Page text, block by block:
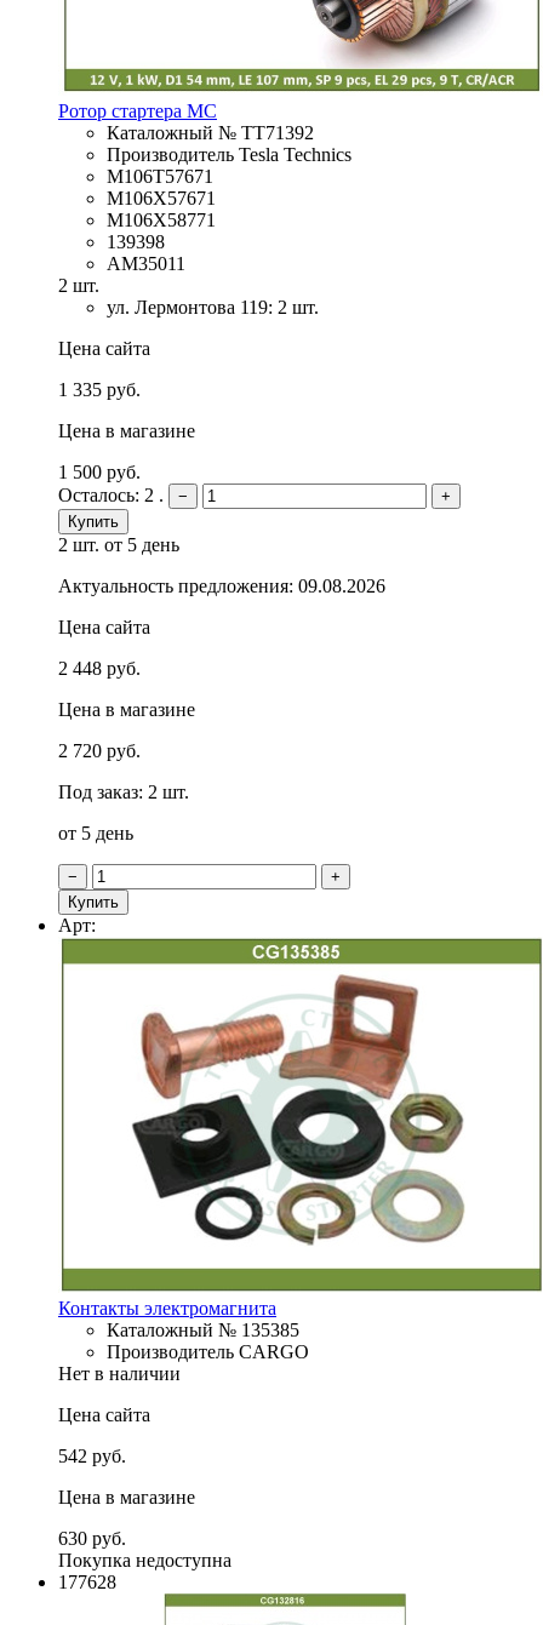
Ротор стартера MC
Каталожный № TT71392
Производитель Tesla Technics
M106T57671
M106X57671
M106X58771
139398
AM35011
2 шт.
ул. Лермонтова 119: 2 шт.
Цена сайта
1 335 руб.
Цена в магазине
1 500 руб.
Осталось: 2 .
−
+
Купить
2 шт. от 5 день
Актуальность предложения: 09.08.2026
Цена сайта
2 448 руб.
Цена в магазине
2 720 руб.
Под заказ: 2 шт.
от 5 день
−
+
Купить
Арт:
Контакты электромагнита
Каталожный № 135385
Производитель CARGO
Нет в наличии
Цена сайта
542 руб.
Цена в магазине
630 руб.
Покупка недоступна
177628